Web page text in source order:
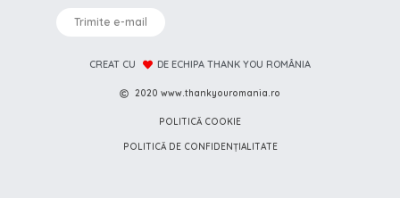
Trimite e-mail
CREAT CU DE ECHIPA THANK YOU ROMÂNIA
2020 www.thankyouromania.ro
POLITICĂ COOKIE
POLITICĂ DE CONFIDENȚIALITATE